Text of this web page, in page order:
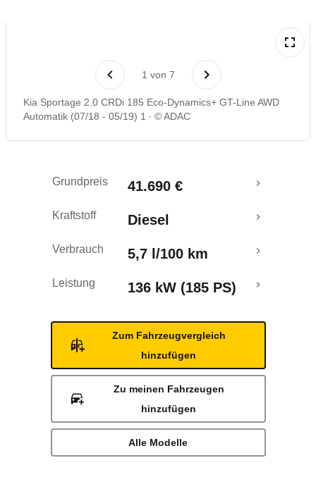
Rückrufe & Mängel
1 von 7
Kia Sportage 2.0 CRDi 185 Eco-Dynamics+ GT-Line AWD
Automatik (07/18 - 05/19) 1
© ADAC
Grundpreis 41.690 €
Kraftstoff Diesel
Verbrauch 5,7 l/100 km
Leistung 136 kW (185 PS)
Zum Fahrzeugvergleich
hinzufügen
Zu meinen Fahrzeugen
hinzufügen
Alle Modelle